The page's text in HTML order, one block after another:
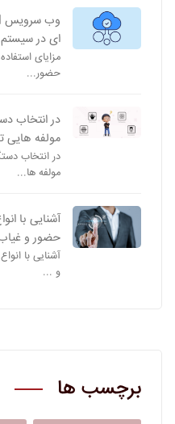
ای در
حضور...
در انتخاب
مولفه هایی
در انتخاب
مولفه ها...
آشنایی با
حضور و
آشنایی با
و ...
برچسب ها